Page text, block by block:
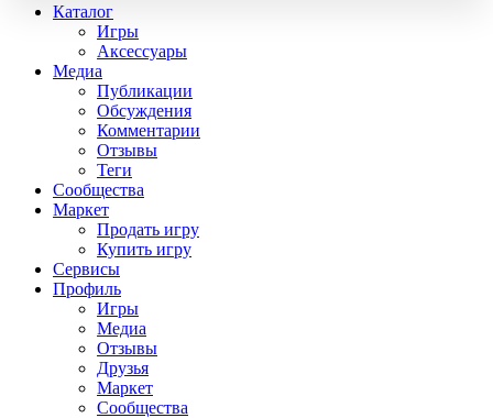
Каталог
Игры
Аксессуары
Медиа
Публикации
Обсуждения
Комментарии
Отзывы
Теги
Сообщества
Маркет
Продать игру
Купить игру
Сервисы
Профиль
Игры
Медиа
Отзывы
Друзья
Маркет
Сообщества